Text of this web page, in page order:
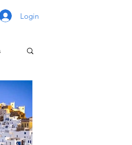
Login